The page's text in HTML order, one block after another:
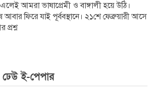
আমরা ভাষাপ্রেমী ও বাঙ্গালী হয়ে উঠি।
আবার ফিরে যাই পূর্ববস্থানে। ২১শে ফেব্রুয়ারী আসে
প্রশ্ন
ঢেউ ই-পেপার